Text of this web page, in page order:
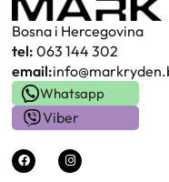
Bosna i Hercegovina
tel: 063 144 302
email:
Whatsapp
Viber